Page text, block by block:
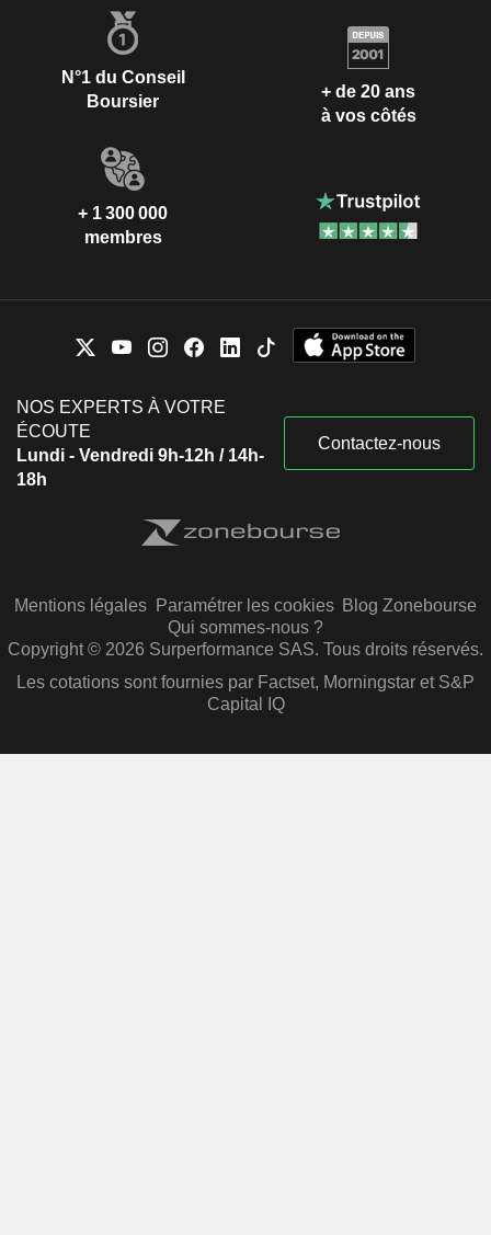
N°1 du Conseil
Boursier
+ de 20 ans
à vos côtés
+ 1 300 000
membres
NOS EXPERTS À VOTRE
ÉCOUTE
Lundi - Vendredi 9h-12h / 14h-
18h
Contactez-nous
Mentions légales Paramétrer les cookies Blog Zonebourse
Qui sommes-nous ?
Copyright © 2026 Surperformance SAS. Tous droits réservés.
Les cotations sont fournies par Factset, Morningstar et S&P
Capital IQ